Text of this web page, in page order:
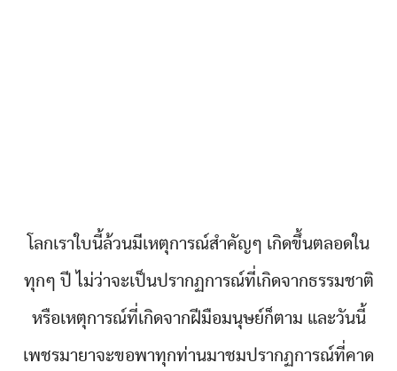
โลกเราใบนี้ล้วนมีเหตุการณ์สำคัญๆ เกิดขึ้นตลอดใน
ทุกๆ ปี ไม่ว่าจะเป็นปรากฏการณ์ที่เกิดจากธรรมชาติ
หรือเหตุการณ์ที่เกิดจากฝีมือมนุษย์ก็ตาม และวันนี้
เพชรมายาจะขอพาทุกท่านมาชมปรากฏการณ์ที่คาด